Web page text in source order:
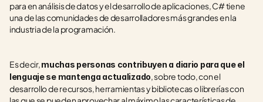
para en análisis de datos y el desarrollo de aplicaciones, C# tiene
una de las comunidades de desarrolladores más grandes en la
industria de la programación.
Es decir, muchas personas contribuyen a diario para que el
lenguaje se mantenga actualizado, sobre todo, con el
desarrollo de recursos, herramientas y bibliotecas o librerías con